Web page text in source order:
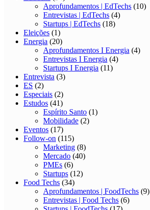
Aprofundamentos | EdTechs (10)
Entrevistas | EdTechs (4)
Startups | EdTechs (18)
Eleições (1)
Energia (20)
Aprofundamentos I Energia (4)
Entrevistas I Energia (4)
Startups I Energia (11)
Entrevista (3)
ES (2)
Especiais (2)
Estudos (41)
Espírito Santo (1)
Mobilidade (2)
Eventos (17)
Follow-on (115)
Marketing (8)
Mercado (40)
PMEs (6)
Startups (12)
Food Techs (34)
Aprofundamentos | FoodTechs (9)
Entrevistas | Food Techs (6)